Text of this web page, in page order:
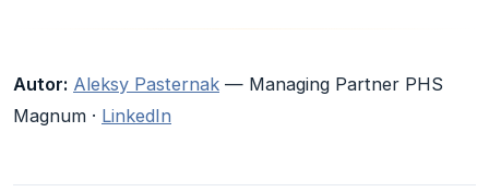
Autor: Aleksy Pasternak — Managing Partner PHS
Magnum · LinkedIn